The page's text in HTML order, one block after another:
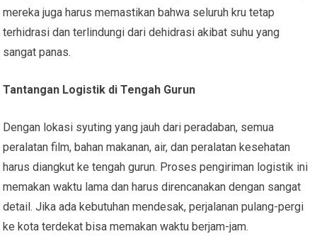
mereka juga harus memastikan bahwa seluruh kru tetap
terhidrasi dan terlindungi dari dehidrasi akibat suhu yang
sangat panas.
Tantangan Logistik di Tengah Gurun
Dengan lokasi syuting yang jauh dari peradaban, semua
peralatan film, bahan makanan, air, dan peralatan kesehatan
harus diangkut ke tengah gurun. Proses pengiriman logistik ini
memakan waktu lama dan harus direncanakan dengan sangat
detail. Jika ada kebutuhan mendesak, perjalanan pulang-pergi
ke kota terdekat bisa memakan waktu berjam-jam.